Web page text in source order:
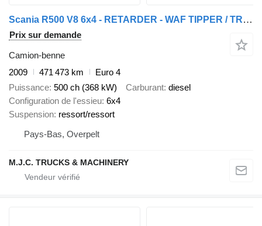
Scania R500 V8 6x4 - RETARDER - WAF TIPPER / TRACTOR - WISSELSSYTEEM TR
Prix sur demande
Camion-benne
2009
471 473 km
Euro 4
Puissance 500 ch (368 kW) Carburant diesel
Configuration de l'essieu 6x4
Suspension ressort/ressort
Pays-Bas, Overpelt
M.J.C. TRUCKS & MACHINERY